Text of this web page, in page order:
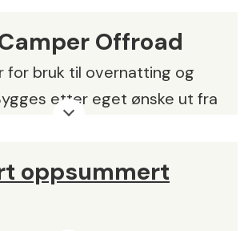
Offroad
for bruk til overnatting og
etter eget ønske ut fra
Varmgalvanisert
og påløpsbrems
oppsummert